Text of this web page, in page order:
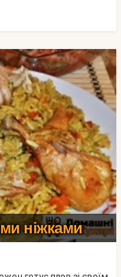
ніжками